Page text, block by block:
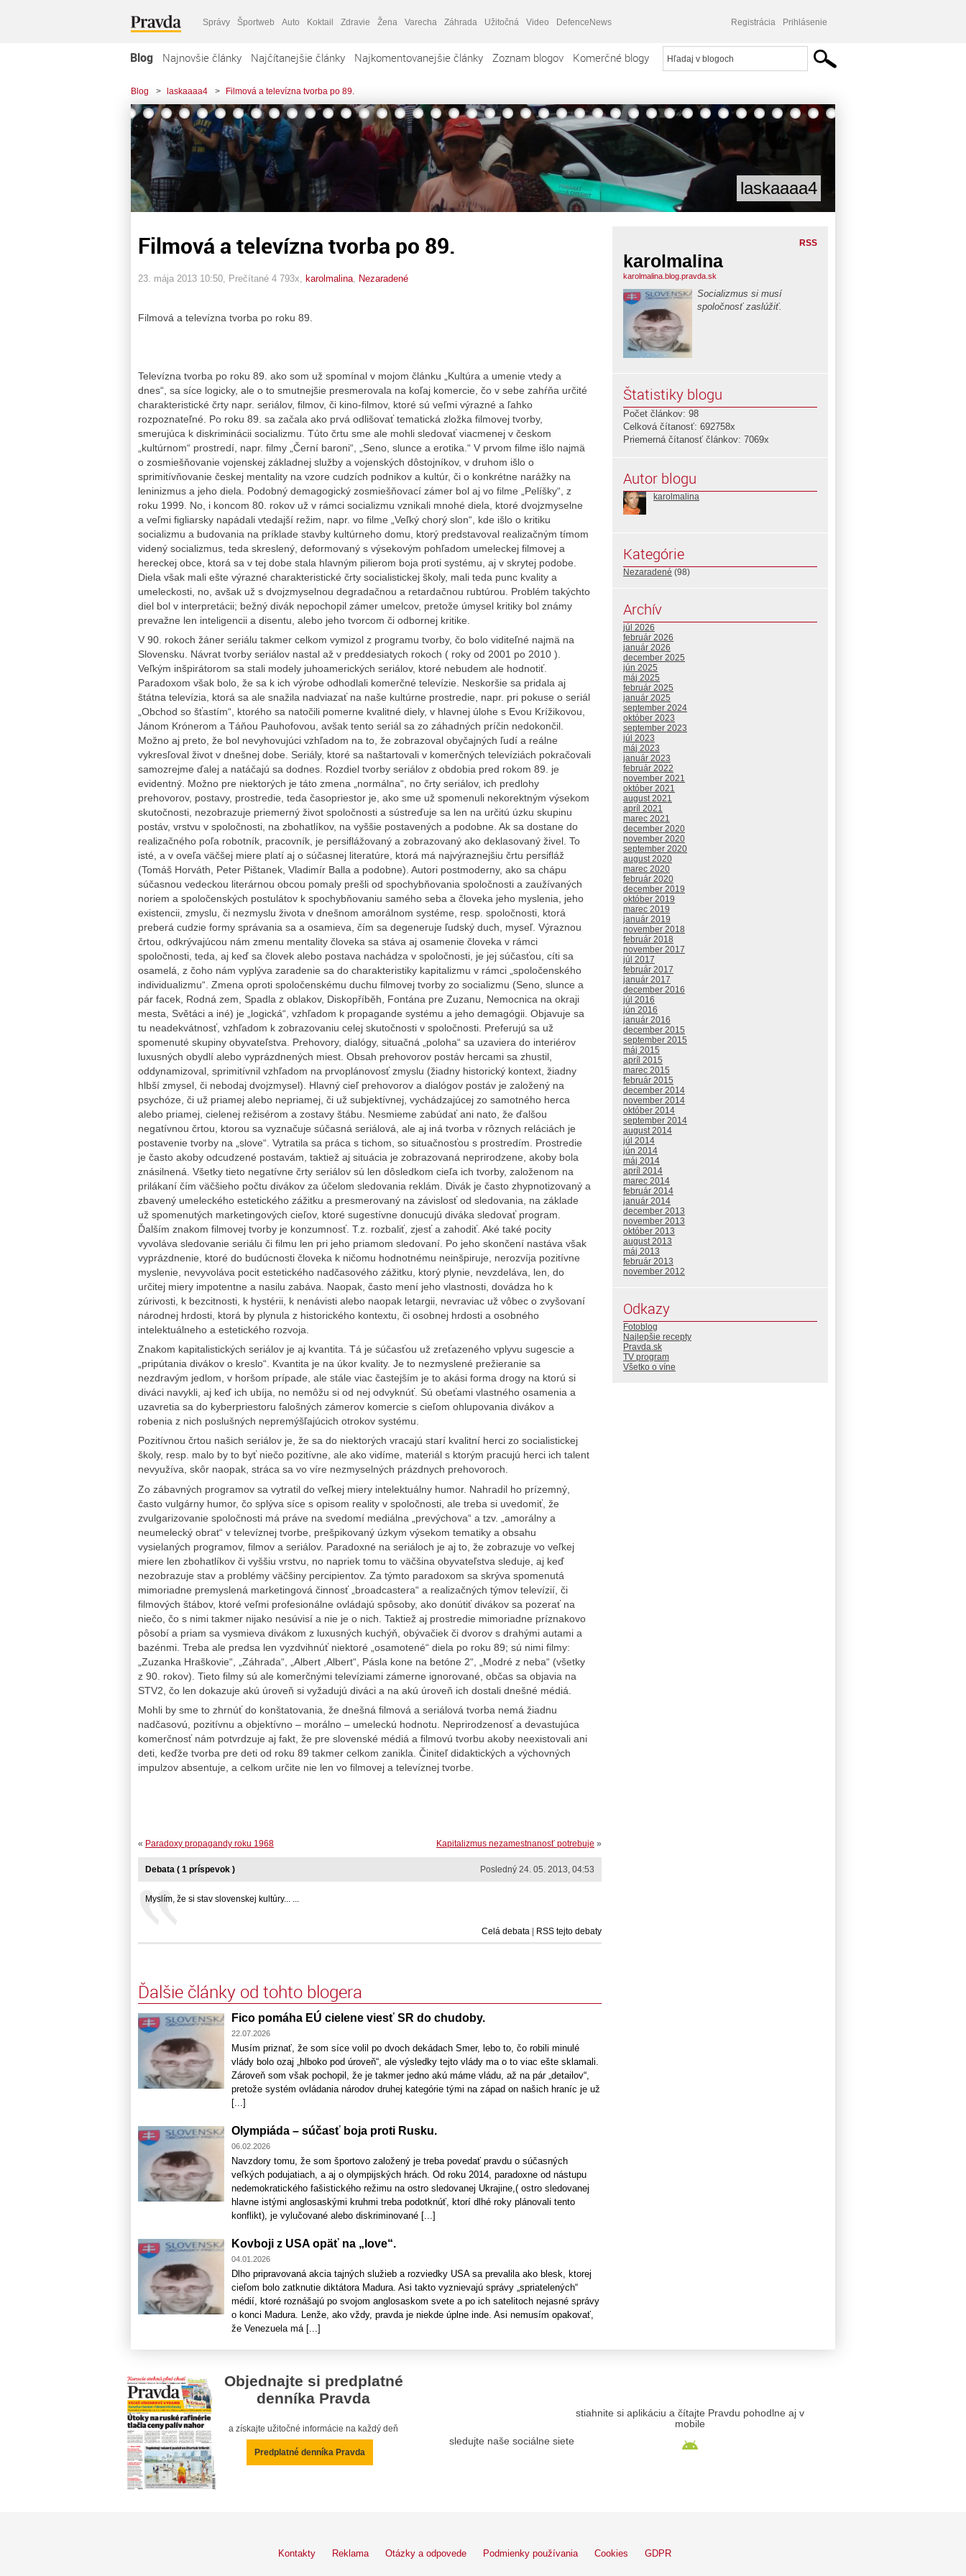
Správy Športweb Auto Koktail Zdravie Žena Varecha Záhrada Užitočná Video DefenceNews Registrácia Prihlásenie
Blog Najnovšie články Najčítanejšie články Najkomentovanejšie články Zoznam blogov Komerčné blogy
Blog > laskaaaa4 > Filmová a televízna tvorba po 89.
laskaaaa4
Filmová a televízna tvorba po 89.
23. mája 2013 10:50 , Prečítané 4 793x, karolmalina Nezaradené
Filmová a televízna tvorba po roku 89.
Televízna tvorba po roku 89. ako som už spomínal v mojom článku „Kultúra a umenie vtedy a
dnes“, sa síce logicky, ale o to smutnejšie presmerovala na koľaj komercie, čo v sebe zahŕňa určité
charakteristické črty napr. seriálov, filmov, či kino-filmov, ktoré sú veľmi výrazné a ľahko
rozpoznateľné. Po roku 89. sa začala ako prvá odlišovať tematická zložka filmovej tvorby,
smerujúca k diskriminácii socializmu. Túto črtu sme ale mohli sledovať viacmenej v českom
„kultúrnom“ prostredí, napr. filmy „Černí baroni“, „Seno, slunce a erotika.“ V prvom filme išlo najmä
o zosmiešňovanie vojenskej základnej služby a vojenských dôstojníkov, v druhom išlo o
sprimitívňovanie českej mentality na vzore cudzích podnikov a kultúr, či o konkrétne narážky na
leninizmus a jeho diela. Podobný demagogický zosmiešňovací zámer bol aj vo filme „Pelíšky“, z
roku 1999. No, i koncom 80. rokov už v rámci socializmu vznikali mnohé diela, ktoré dvojzmyselne
a veľmi figliarsky napádali vtedajší režim, napr. vo filme „Veľký chorý slon“, kde išlo o kritiku
socializmu a budovania na príklade stavby kultúrneho domu, ktorý predstavoval realizačným tímom
videný socializmus, teda skreslený, deformovaný s výsekovým pohľadom umeleckej filmovej a
hereckej obce, ktorá sa v tej dobe stala hlavným pilierom boja proti systému, aj v skrytej podobe.
Diela však mali ešte výrazné charakteristické črty socialistickej školy, mali teda punc kvality a
umeleckosti, no, avšak už s dvojzmyselnou degradačnou a retardačnou rubtúrou. Problém takýchto
diel bol v interpretácii; bežný divák nepochopil zámer umelcov, pretože úmysel kritiky bol známy
prevažne len inteligencii a disentu, alebo jeho tvorcom či odbornej kritike.
V 90. rokoch žáner seriálu takmer celkom vymizol z programu tvorby, čo bolo viditeľné najmä na
Slovensku. Návrat tvorby seriálov nastal až v preddesiatych rokoch ( roky od 2001 po 2010 ).
Veľkým inšpirátorom sa stali modely juhoamerických seriálov, ktoré nebudem ale hodnotiť.
Paradoxom však bolo, že sa k ich výrobe odhodlali komerčné televízie. Neskoršie sa pridala aj
štátna televízia, ktorá sa ale snažila nadviazať na naše kultúrne prostredie, napr. pri pokuse o seriál
„Obchod so šťastím“, ktorého sa natočili pomerne kvalitné diely, v hlavnej úlohe s Evou Krížikovou,
Jánom Krónerom a Táňou Pauhofovou, avšak tento seriál sa zo záhadných príčin nedokončil.
Možno aj preto, že bol nevyhovujúci vzhľadom na to, že zobrazoval obyčajných ľudí a reálne
vykresľoval život v dnešnej dobe. Seriály, ktoré sa naštartovali v komerčných televíziách pokračovali
samozrejme ďalej a natáčajú sa dodnes. Rozdiel tvorby seriálov z obdobia pred rokom 89. je
evidentný. Možno pre niektorých je táto zmena „normálna“, no črty seriálov, ich predlohy
prehovorov, postavy, prostredie, teda časopriestor je, ako sme už spomenuli nekorektným výsekom
skutočnosti, nezobrazuje priemerný život spoločnosti a sústreďuje sa len na určitú úzku skupinu
postáv, vrstvu v spoločnosti, na zbohatlíkov, na vyššie postavených a podobne. Ak sa dostane do
realizačného poľa robotník, pracovník, je persiflážovaný a zobrazovaný ako deklasovaný živel. To
isté, a v oveľa väčšej miere platí aj o súčasnej literatúre, ktorá má najvýraznejšiu črtu persifláž
(Tomáš Horváth, Peter Pištanek, Vladimír Balla a podobne). Autori postmoderny, ako sa chápu
súčasnou vedeckou literárnou obcou pomaly prešli od spochybňovania spoločnosti a zaužívaných
noriem a spoločenských postulátov k spochybňovaniu samého seba a človeka jeho myslenia, jeho
existencii, zmyslu, či nezmyslu života v dnešnom amorálnom systéme, resp. spoločnosti, ktorá
preberá cudzie formy správania sa a osamieva, čím sa degeneruje ľudský duch, myseľ. Výraznou
črtou, odkrývajúcou nám zmenu mentality človeka sa stáva aj osamenie človeka v rámci
spoločnosti, teda, aj keď sa človek alebo postava nachádza v spoločnosti, je jej súčasťou, cíti sa
osamelá, z čoho nám vyplýva zaradenie sa do charakteristiky kapitalizmu v rámci „spoločenského
individualizmu“. Zmena oproti spoločenskému duchu filmovej tvorby zo socializmu (Seno, slunce a
pár facek, Rodná zem, Spadla z oblakov, Diskopříběh, Fontána pre Zuzanu, Nemocnica na okraji
mesta, Světáci a iné) je „logická“, vzhľadom k propagande systému a jeho demagógii. Objavuje sa
tu neadekvátnosť, vzhľadom k zobrazovaniu celej skutočnosti v spoločnosti. Preferujú sa už
spomenuté skupiny obyvateľstva. Prehovory, dialógy, situačná „poloha“ sa uzaviera do interiérov
luxusných obydlí alebo vyprázdnených miest. Obsah prehovorov postáv hercami sa zhustil,
oddynamizoval, sprimitívnil vzhľadom na prvoplánovosť zmyslu (žiadny historický kontext, žiadny
hlbší zmysel, či nebodaj dvojzmysel). Hlavný cieľ prehovorov a dialógov postáv je založený na
psychóze, či už priamej alebo nepriamej, či už subjektívnej, vychádzajúcej zo samotného herca
alebo priamej, cielenej režisérom a zostavy štábu. Nesmieme zabúdať ani nato, že ďalšou
negatívnou črtou, ktorou sa vyznačuje súčasná seriálová, ale aj iná tvorba v rôznych reláciách je
postavenie tvorby na „slove“. Vytratila sa práca s tichom, so situačnosťou s prostredím. Prostredie
je často akoby odcudzené postavám, taktiež aj situácia je zobrazovaná neprirodzene, akoby bola
znásilnená. Všetky tieto negatívne črty seriálov sú len dôsledkom cieľa ich tvorby, založenom na
prilákaní čím väčšieho počtu divákov za účelom sledovania reklám. Divák je často zhypnotizovaný a
zbavený umeleckého estetického zážitku a presmerovaný na závislosť od sledovania, na základe
už spomenutých marketingových cieľov, ktoré sugestívne donucujú diváka sledovať program.
Ďalším znakom filmovej tvorby je konzumnosť. T.z. rozbaliť, zjesť a zahodiť. Aké také pocity
vyvoláva sledovanie seriálu či filmu len pri jeho priamom sledovaní. Po jeho skončení nastáva však
vyprázdnenie, ktoré do budúcnosti človeka k ničomu hodnotnému neinšpiruje, nerozvíja pozitívne
myslenie, nevyvoláva pocit estetického nadčasového zážitku, ktorý plynie, nevzdeláva, len, do
určitej miery impotentne a nasilu zabáva. Naopak, často mení jeho vlastnosti, dovádza ho k
zúrivosti, k bezcitnosti, k hystérii, k nenávisti alebo naopak letargii, nevraviac už vôbec o zvyšovaní
národnej hrdosti, ktorá by plynula z historického kontextu, či osobnej hrdosti a osobného
intelektuálneho a estetického rozvoja.
Znakom kapitalistických seriálov je aj kvantita. Tá je súčasťou už zreťazeného vplyvu sugescie a
„pripútania divákov o kreslo“. Kvantita je na úkor kvality. Je to nezmyslené prežieranie sa
nezdravým jedlom, v horšom prípade, ale stále viac častejším je to akási forma drogy na ktorú si
diváci navykli, aj keď ich ubíja, no nemôžu si od nej odvyknúť. Sú obeťami vlastného osamenia a
uzavretia sa do kyberpriestoru falošných zámerov komercie s cieľom ohlupovania divákov a
robenia z nich poslušných nepremýšľajúcich otrokov systému.
Pozitívnou črtou našich seriálov je, že sa do niektorých vracajú starí kvalitní herci zo socialistickej
školy, resp. malo by to byť niečo pozitívne, ale ako vidíme, materiál s ktorým pracujú herci ich talent
nevyužíva, skôr naopak, stráca sa vo víre nezmyselných prázdnych prehovoroch.
Zo zábavných programov sa vytratil do veľkej miery intelektuálny humor. Nahradil ho prízemný,
často vulgárny humor, čo splýva síce s opisom reality v spoločnosti, ale treba si uvedomiť, že
zvulgarizovanie spoločnosti má práve na svedomí mediálna „prevýchova“ a tzv. „amorálny a
neumelecký obrat“ v televíznej tvorbe, prešpikovaný úzkym výsekom tematiky a obsahu
vysielaných programov, filmov a seriálov. Paradoxné na seriáloch je aj to, že zobrazuje vo veľkej
miere len zbohatlíkov či vyššiu vrstvu, no napriek tomu to väčšina obyvateľstva sleduje, aj keď
nezobrazuje stav a problémy väčšiny percipientov. Za týmto paradoxom sa skrýva spomenutá
mimoriadne premyslená marketingová činnosť „broadcastera“ a realizačných týmov televízií, či
filmových štábov, ktoré veľmi profesionálne ovládajú spôsoby, ako donútiť divákov sa pozerať na
niečo, čo s nimi takmer nijako nesúvisí a nie je o nich. Taktiež aj prostredie mimoriadne príznakovo
pôsobí a priam sa vysmieva divákom z luxusných kuchýň, obývačiek či dvorov s drahými autami a
bazénmi. Treba ale predsa len vyzdvihnúť niektoré „osamotené“ diela po roku 89; sú nimi filmy:
„Zuzanka Hraškovie“, „Záhrada“, „Albert ,Albert“, Pásla kone na betóne 2“, „Modré z neba“ (všetky
z 90. rokov). Tieto filmy sú ale komerčnými televíziami zámerne ignorované, občas sa objavia na
STV2, čo len dokazuje akú úroveň si vyžadujú diváci a na akú úroveň ich dostali dnešné médiá.
Mohli by sme to zhrnúť do konštatovania, že dnešná filmová a seriálová tvorba nemá žiadnu
nadčasovú, pozitívnu a objektívno – morálno – umeleckú hodnotu. Neprirodzenosť a devastujúca
komerčnosť nám potvrdzuje aj fakt, že pre slovenské médiá a filmovú tvorbu akoby neexistovali ani
deti, keďže tvorba pre deti od roku 89 takmer celkom zanikla. Činiteľ didaktických a výchovných
impulzov absentuje, a celkom určite nie len vo filmovej a televíznej tvorbe.
Kapitalizmus nezamestnanosť potrebuje »
« Paradoxy propagandy roku 1968
Posledný 24. 05. 2013, 04:53
Debata ( 1 príspevok )
Myslím, že si stav slovenskej kultúry... ...
Celá debata RSS tejto debaty
Ďalšie články od tohto blogera
Fico pomáha EÚ cielene viesť SR do chudoby.
22.07.2026
Musím priznať, že som síce volil po dvoch dekádach Smer, lebo to, čo robili minulé
vlády bolo ozaj „hlboko pod úroveň“, ale výsledky tejto vlády ma o to viac ešte sklamali.
Zároveň som však pochopil, že je takmer jedno akú máme vládu, až na pár „detailov“,
pretože systém ovládania národov druhej kategórie tými na západ on našich hraníc je už
[...]
Olympiáda – súčasť boja proti Rusku.
06.02.2026
Navzdory tomu, že som športovo založený je treba povedať pravdu o súčasných
veľkých podujatiach, a aj o olympijských hrách. Od roku 2014, paradoxne od nástupu
nedemokratického fašistického režimu na ostro sledovanej Ukrajine,( ostro sledovanej
hlavne istými anglosaskými kruhmi treba podotknúť, ktorí dlhé roky plánovali tento
konflikt), je vylučované alebo diskriminované [...]
Kovboji z USA opäť na „love“.
04.01.2026
Dlho pripravovaná akcia tajných služieb a rozviedky USA sa prevalila ako blesk, ktorej
cieľom bolo zatknutie diktátora Madura. Asi takto vyznievajú správy „spriatelených“
médií, ktoré roznášajú po svojom anglosaskom svete a po ich satelitoch nejasné správy
o konci Madura. Lenže, ako vždy, pravda je niekde úplne inde. Asi nemusím opakovať,
že Venezuela má [...]
RSS
karolmalina
karolmalina.blog.pravda.sk
Socializmus si musí
spoločnosť zaslúžiť.
Štatistiky blogu
Počet článkov: 98
Celková čítanosť: 692758x
Priemerná čítanosť článkov: 7069x
Autor blogu
karolmalina
Kategórie
Nezaradené (98)
Archív
júl 2026
február 2026
január 2026
december 2025
jún 2025
máj 2025
február 2025
január 2025
september 2024
október 2023
september 2023
júl 2023
máj 2023
január 2023
február 2022
november 2021
október 2021
august 2021
apríl 2021
marec 2021
december 2020
november 2020
september 2020
august 2020
marec 2020
február 2020
december 2019
október 2019
marec 2019
január 2019
november 2018
február 2018
november 2017
júl 2017
február 2017
január 2017
december 2016
júl 2016
jún 2016
január 2016
december 2015
september 2015
máj 2015
apríl 2015
marec 2015
február 2015
december 2014
november 2014
október 2014
september 2014
august 2014
júl 2014
jún 2014
máj 2014
apríl 2014
marec 2014
február 2014
január 2014
december 2013
november 2013
október 2013
august 2013
máj 2013
február 2013
november 2012
Odkazy
Fotoblog
Najlepšie recepty
Pravda.sk
TV program
Všetko o víne
Objednajte si predplatné
denníka Pravda
a získajte užitočné informácie na každý deň
Predplatné denníka Pravda
sledujte naše sociálne siete
stiahnite si aplikáciu a čítajte Pravdu pohodlne aj v
mobile
Kontakty Reklama Otázky a odpovede Podmienky používania Cookies GDPR